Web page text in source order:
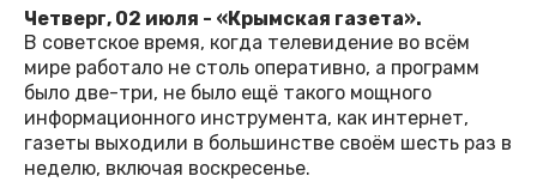
Четверг, 02 июля - «Крымская газета».
В советское время, когда телевидение во всём
мире работало не столь оперативно, а программ
было две-три, не было ещё такого мощного
информационного инструмента, как интернет,
газеты выходили в большинстве своём шесть раз в
неделю, включая воскресенье.